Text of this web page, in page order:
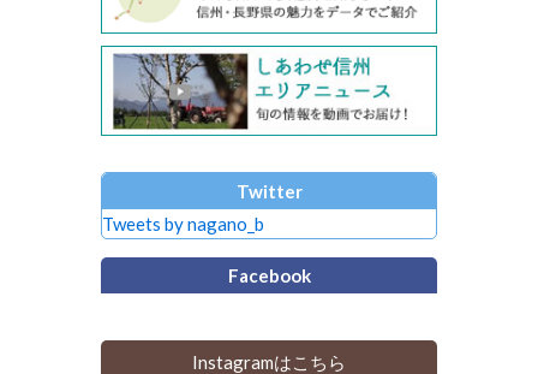
Twitter
Tweets by nagano_b
Facebook
Instagramはこちら